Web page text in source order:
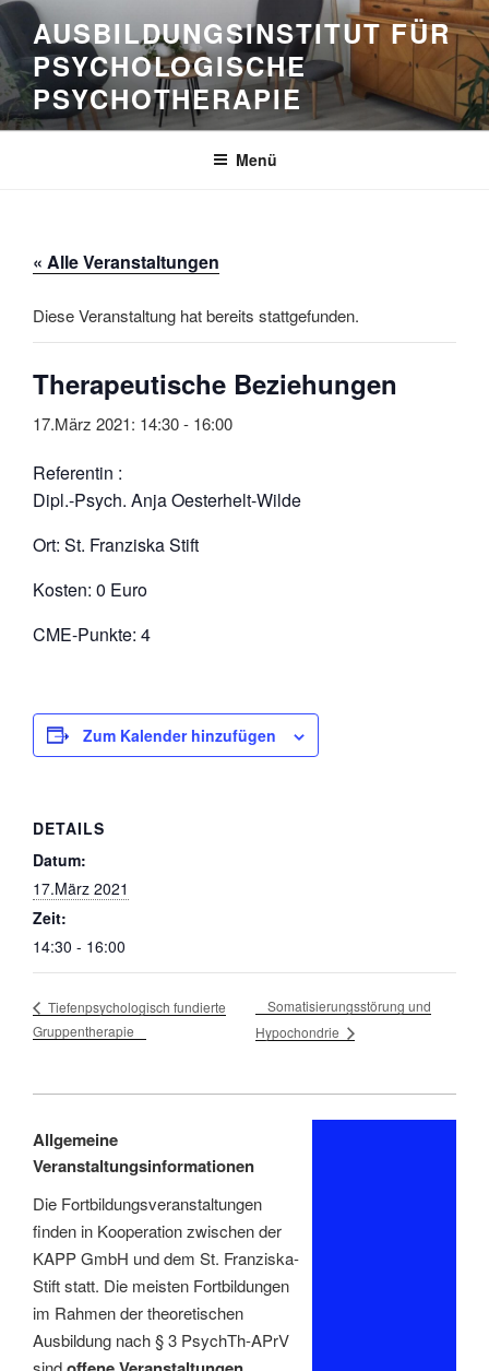
Zum
Inhalt
springen
AUSBILDUNGSINSTITUT FÜR
PSYCHOLOGISCHE
PSYCHOTHERAPIE
Menü
« Alle Veranstaltungen
Diese Veranstaltung hat bereits stattgefunden.
Therapeutische Beziehungen
17.März 2021: 14:30- 16:00
Referentin :
Dipl.-Psych. Anja Oesterhelt-Wilde
Ort: St. Franziska Stift
Kosten: 0 Euro
CME-Punkte: 4
Zum Kalender hinzufügen
DETAILS
Datum:
17.März 2021
Zeit:
14:30 - 16:00
Tiefenpsychologisch fundierte
Gruppentherapie
Somatisierungsstörung und
Hypochondrie
Allgemeine
Veranstaltungsinformationen
Die Fortbildungsveranstaltungen
finden in Kooperation zwischen der
KAPP GmbH und dem St. Franziska-
Stift statt. Die meisten Fortbildungen
im Rahmen der theoretischen
Ausbildung nach § 3 PsychTh-APrV